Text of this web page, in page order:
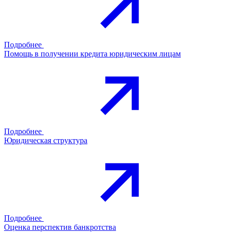
Подробнее
Помощь в получении кредита юридическим лицам
Подробнее
Юридическая структура
Подробнее
Оценка перспектив банкротства